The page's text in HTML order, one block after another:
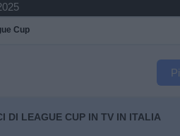
Cup
DI LEAGUE CUP IN TV IN ITALIA